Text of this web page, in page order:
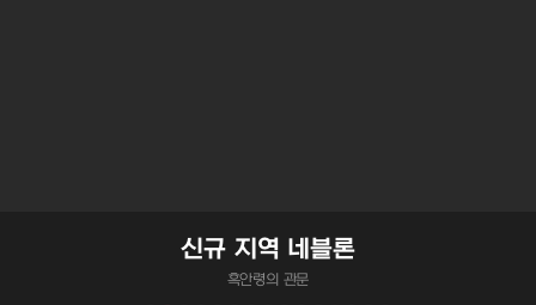
신규 지역 네블론
흑안령의 관문